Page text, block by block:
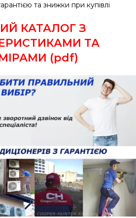
та знижки при купівлі
КАТАЛОГ З
ТА
(pdf)